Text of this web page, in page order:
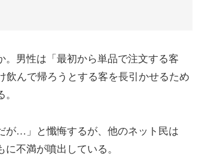
男性は「最初から単品で注文する客
んで帰ろうとする客を長引かせるため
が…」と懺悔するが、他のネット民は
不満が噴出している。